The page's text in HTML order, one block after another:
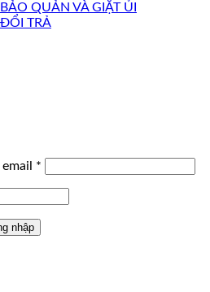
QUẢN VÀ GIẶT ỦI
TRẢ
*
nhập